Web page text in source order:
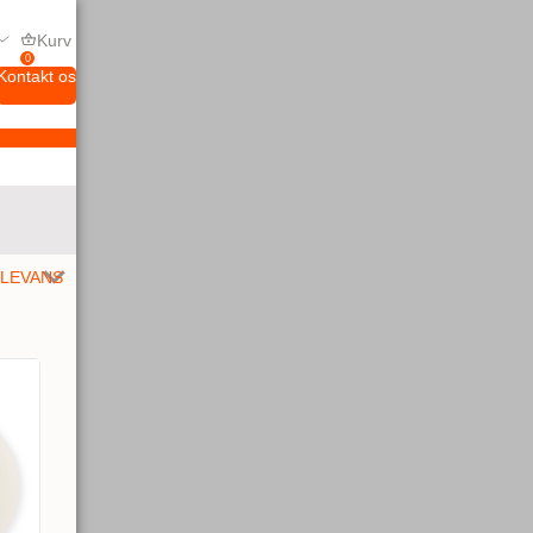
0
Kurv
os